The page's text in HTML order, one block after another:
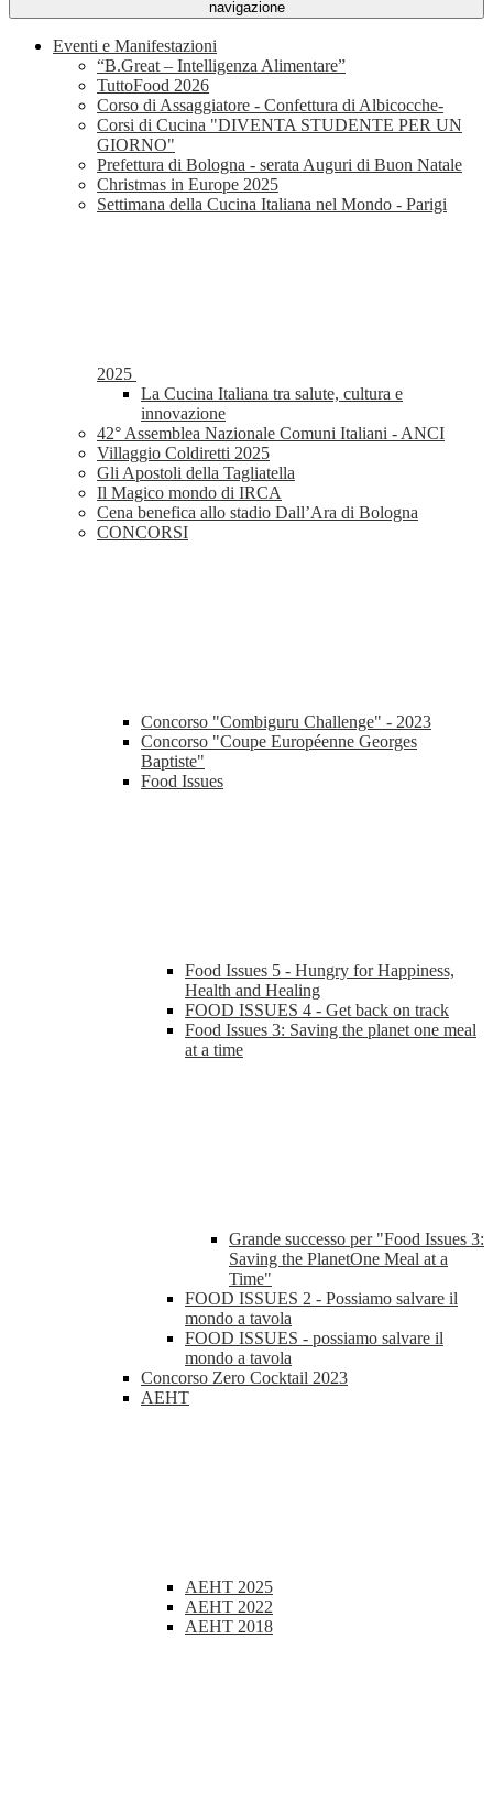
navigazione
Eventi e Manifestazioni
“B.Great – Intelligenza Alimentare”
TuttoFood 2026
Corso di Assaggiatore - Confettura di Albicocche-
Corsi di Cucina "DIVENTA STUDENTE PER UN
GIORNO"
Prefettura di Bologna - serata Auguri di Buon Natale
Christmas in Europe 2025
Settimana della Cucina Italiana nel Mondo - Parigi
2025
La Cucina Italiana tra salute, cultura e
innovazione
42° Assemblea Nazionale Comuni Italiani - ANCI
Villaggio Coldiretti 2025
Gli Apostoli della Tagliatella
Il Magico mondo di IRCA
Cena benefica allo stadio Dall’Ara di Bologna
CONCORSI
Concorso "Combiguru Challenge" - 2023
Concorso "Coupe Européenne Georges
Baptiste"
Food Issues
Food Issues 5 - Hungry for Happiness,
Health and Healing
FOOD ISSUES 4 - Get back on track
Food Issues 3: Saving the planet one meal
at a time
Grande successo per "Food Issues 3:
Saving the PlanetOne Meal at a
Time"
FOOD ISSUES 2 - Possiamo salvare il
mondo a tavola
FOOD ISSUES - possiamo salvare il
mondo a tavola
Concorso Zero Cocktail 2023
AEHT
AEHT 2025
AEHT 2022
AEHT 2018